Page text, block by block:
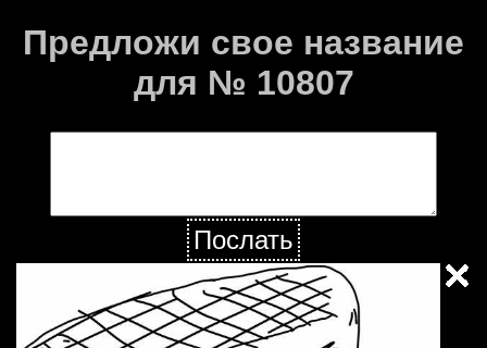
Предложи свое название
для № 10807
Послать